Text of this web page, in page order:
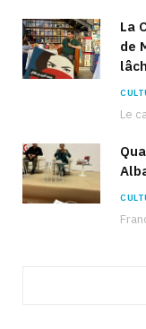
La
de